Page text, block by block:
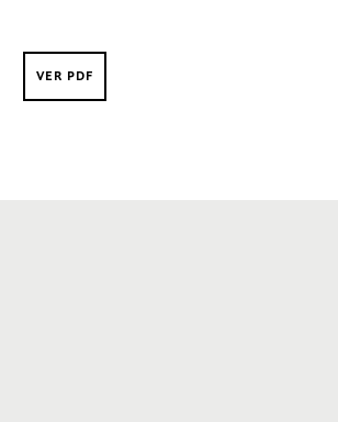
VER PDF